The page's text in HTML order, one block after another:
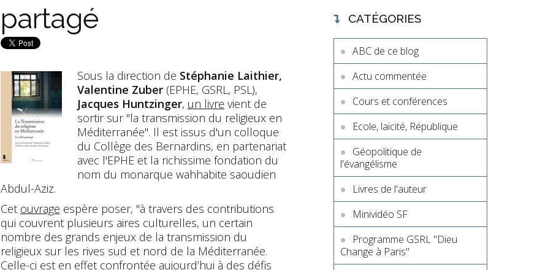
partagé
Sous la direction de Stéphanie Laithier,
Valentine Zuber(EPHE, GSRL, PSL),
Jacques Huntzinger, un livre vient de
sortir sur "la transmission du religieux en
Méditerranée". Il est issus d'un colloque
du Collège des Bernardins, en partenariat
avec l'EPHE et la richissime fondation du
nom du monarque wahhabite saoudien
Abdul-Aziz.
Cet ouvrage espère poser, "à travers des contributions
qui couvrent plusieurs aires culturelles, un certain
nombre des grands enjeux de la transmission du
religieux sur les rives sud et nord de la Méditerranée.
Celle-ci est en effet confrontée aujourd’hui à des défis
CATÉGORIES
ABC de ce blog
Actu commentée
Cours et conférences
Ecole, laïcité, République
Géopolitique de
l'évangélisme
Livres de l'auteur
Minividéo SF
Programme GSRL "Dieu
Change à Paris"